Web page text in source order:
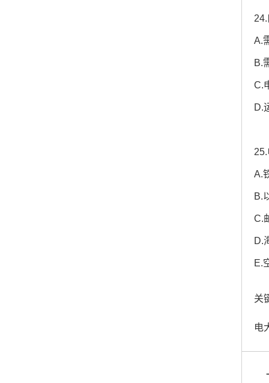
A.
B.
C.
D.
A.
B.
C.
D.
E.
关
电